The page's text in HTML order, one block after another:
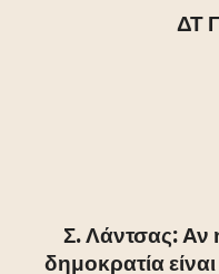
ΔΤ
Σ. Λάντσας:
δημοκρατία